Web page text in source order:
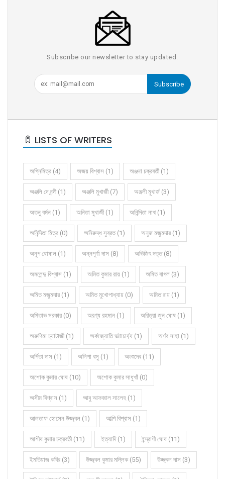
Subscribe our newsletter to stay updated.
Subscribe
LISTS OF WRITERS
অগ্নিমিত্র (4) অজয় বিশ্বাস (1) অঞ্জনা চক্রবর্তী (1)
অঞ্জলি দে নন্দী (1) অঞ্জলি মুখার্জী (7) অঞ্জলী মুখার্জ (3)
অতনু বর্মন (1) অনিতা মুখার্জী (1) অনিন্দিতা নাথ (1)
অনিন্দিতা মিত্র (0) অনিরুদ্ধ সুব্রত (1) অনুজ মজুমদার (1)
অনুপ ঘোষাল (1) অন্নপূর্ণা দাস (8) অভিজিৎ দত্ত (8)
অমলেন্দু বিশ্বাস (1) অমিত কুমার রায় (1) অমিত বাগল (3)
অমিত মজুমদার (1) অমিত মুখোপাধ্যায় (0) অমিত রায় (1)
অমিতাভ সরকার (0) অরণ্য রহমান (1) অরিত্রা জুন ঘোষ (1)
অরুণিমা চ্যাটার্জী (1) অর্কজ্যোতি ভট্টাচার্য্য (1) অর্ণব সাহা (1)
অর্পিতা দাস (1) অলিপা বসু (1) অংশুদেব (11)
অশোক কুমার ঘোষ (10) অশোক কুমার সাধুখাঁ (0)
অসীম বিশ্বাস (1) আবু আফজাল সালেহ (1)
আলতাফ হোসেন উজ্জ্বল (1) আল্পি বিশ্বাস (1)
আশীষ কুমার চক্রবর্তী (11) ইত্যাদি (1) ইন্দ্রাণী ঘোষ (11)
ইমতিয়াজ কবির (3) উজ্জ্বল কুমার মল্লিক (55) উজ্জ্বল দাস (3)